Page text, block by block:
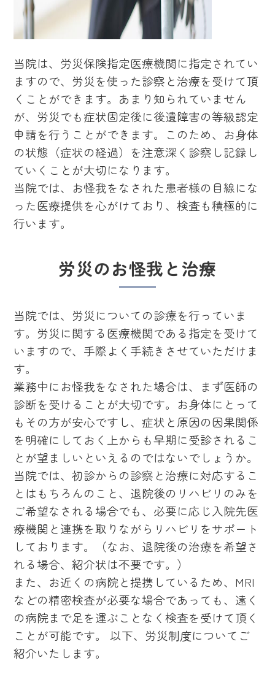
当院は、労災保険指定医療機関に指定されてい
ますので、労災を使った診察と治療を受けて頂
くことができます。あまり知られていません
が、労災でも症状固定後に後遺障害の等級認定
申請を行うことができます。このため、お身体
の状態（症状の経過）を注意深く診察し記録し
ていくことが大切になります。
当院では、お怪我をなされた患者様の目線にな
った医療提供を心がけており、検査も積極的に
行います。
労災のお怪我と治療
当院では、労災についての診療を行っていま
す。労災に関する医療機関である指定を受けて
いますので、手際よく手続きさせていただけま
す。
業務中にお怪我をなされた場合は、まず医師の
診断を受けることが大切です。お身体にとって
もその方が安心ですし、症状と原因の因果関係
を明確にしておく上からも早期に受診されるこ
とが望ましいといえるのではないでしょうか。
当院では、初診からの診察と治療に対応するこ
とはもちろんのこと、退院後のリハビリのみを
ご希望なされる場合でも、必要に応じ入院先医
療機関と連携を取りながらリハビリをサポート
しております。（なお、退院後の治療を希望さ
れる場合、紹介状は不要です。）
また、お近くの病院と提携しているため、MRI
などの精密検査が必要な場合であっても、遠く
の病院まで足を運ぶことなく検査を受けて頂く
ことが可能です。 以下、労災制度についてご
紹介いたします。